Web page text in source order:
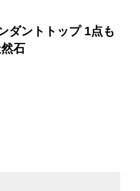
ダントトップ 1点も
石